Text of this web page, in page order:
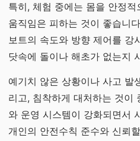
특히, 체험 중에는 몸을 안정
움직임은 피하는 것이 좋습니
보트의 속도와 방향 제어를 강
닷속에 돌이나 해초가 없는지
예기치 않은 상황이나 사고 발
리고, 침착하게 대처하는 것이
와 운영 시스템이 강화되면서
개인의 안전수칙 준수와 신뢰